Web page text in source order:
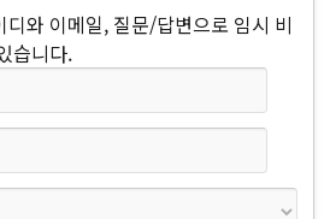
와 이메일, 질문/답변으로 임시 비
습니다.